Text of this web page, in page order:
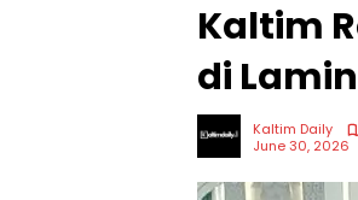
Kaltim
di
Kaltim Daily
June 30, 2026